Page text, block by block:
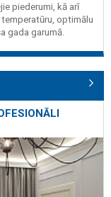
piederumi, kā arī
optimālu
gada garumā.